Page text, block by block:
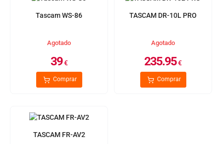
Tascam WS-86
Agotado
39€
Comprar
TASCAM DR-10L PRO
Agotado
235.95€
Comprar
TASCAM FR-AV2